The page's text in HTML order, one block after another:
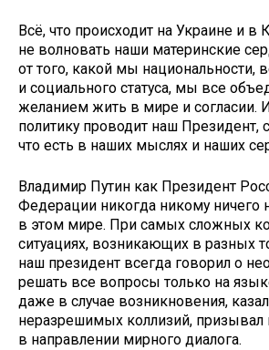
Всё, что происходит на Украине и
не волновать наши материнские
от того, какой мы национальности,
и социального статуса, мы все
желанием жить в мире и согласии.
политику проводит наш Президент,
что есть в наших мыслях и наших
Владимир Путин как Президент
Федерации никогда никому ничего
в этом мире. При самых сложных
ситуациях, возникающих в разных
наш президент всегда говорил о
решать все вопросы только на
даже в случае возникновения,
неразрешимых коллизий, призывал
в направлении мирного диалога.